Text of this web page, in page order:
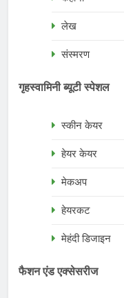
लेख
संस्मरण
गृहस्वामिनी ब्यूटी स्पेशल
स्कीन केयर
हेयर केयर
मेकअप
हेयरकट
मेहंदी डिजाइन
फैशन एंड एक्सेसरीज